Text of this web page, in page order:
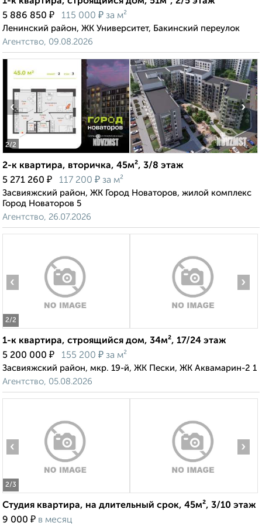
5 886 850 ₽ 115 000 ₽ за м²
Ленинский район, ЖК Университет, Бакинский переулок
Агентство, 09.08.2026
2/2
‹ ›
2-к квартира, вторичка, 45м², 3/8 этаж
5 271 260 ₽ 117 200 ₽ за м²
Засвияжский район, ЖК Город Новаторов, жилой комплекс
Город Новаторов 5
Агентство, 26.07.2026
2/2
‹ ›
1-к квартира, строящийся дом, 34м², 17/24 этаж
5 200 000 ₽ 155 200 ₽ за м²
Засвияжский район, мкр. 19-й, ЖК Пески, ЖК Аквамарин-2 1
Агентство, 05.08.2026
2/3
‹ ›
Студия квартира, на длительный срок, 45м², 3/10 этаж
9 000 ₽ в месяц